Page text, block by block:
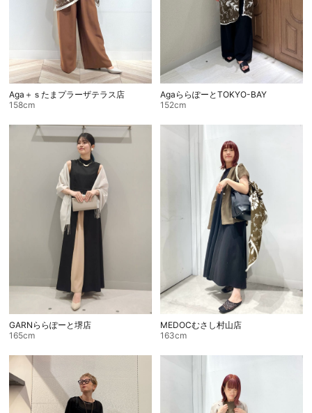
Aga＋ｓたまプラーザテラス店
158cm
AgaららぽーとTOKYO-BAY
152cm
GARNららぽーと堺店
165cm
MEDOCむさし村山店
163cm